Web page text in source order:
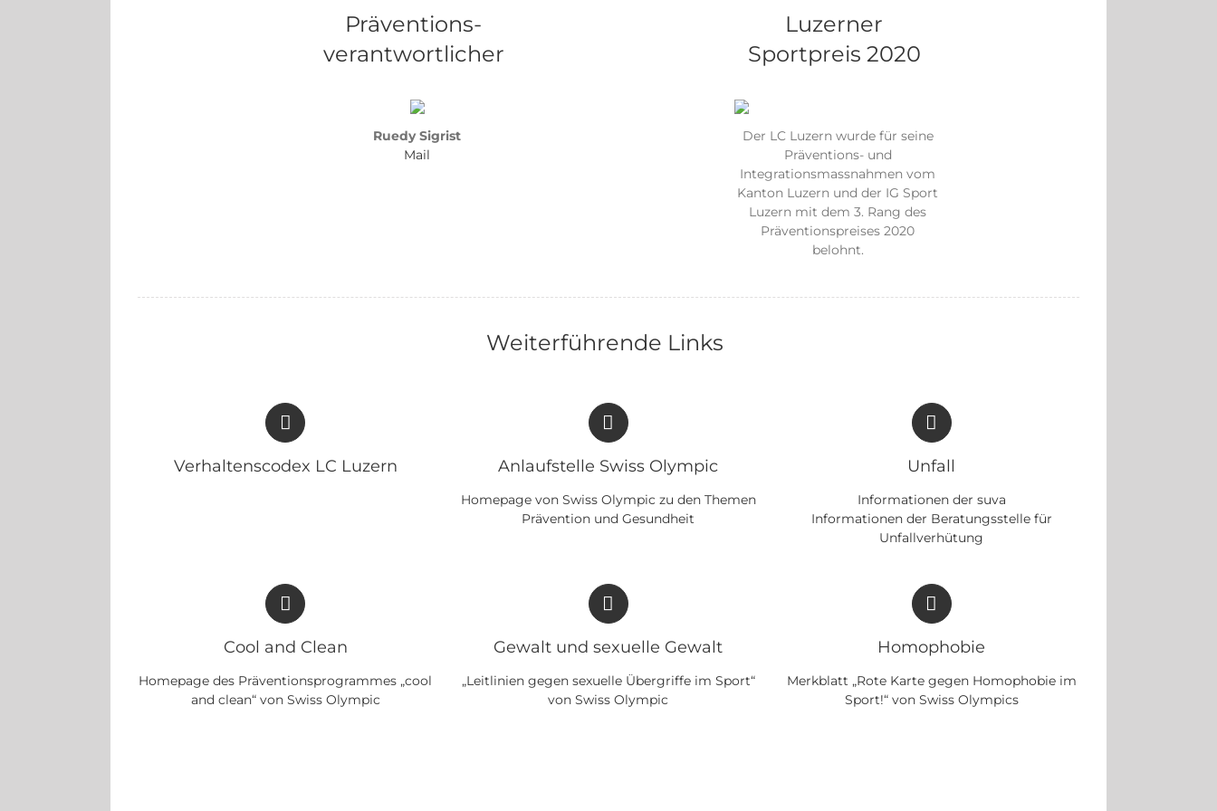
Präventions-
verantwortlicher
Ruedy Sigrist
Mail
Luzerner
Sportpreis 2020
Der LC Luzern wurde für seine
Präventions- und
Integrationsmassnahmen vom
Kanton Luzern und der IG Sport
Luzern mit dem 3. Rang des
Präventionspreises 2020
belohnt.
Weiterführende Links
Verhaltenscodex LC Luzern Anlaufstelle Swiss Olympic
Homepage von Swiss Olympic zu den Themen
Prävention und Gesundheit
Unfall
Informationen der suva
Informationen der Beratungsstelle für
Unfallverhütung
Cool and Clean
Homepage des Präventionsprogrammes „cool
and clean“ von Swiss Olympic
Gewalt und sexuelle Gewalt
„Leitlinien gegen sexuelle Übergriffe im Sport“
von Swiss Olympic
Homophobie
Merkblatt „Rote Karte gegen Homophobie im
Sport!“ von Swiss Olympics